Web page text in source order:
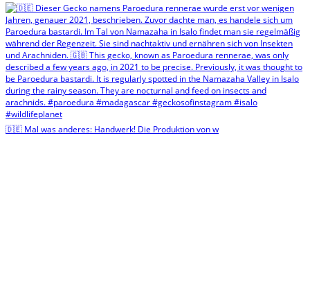
🇩🇪 Mal was anderes: Handwerk! Die Produktion von w